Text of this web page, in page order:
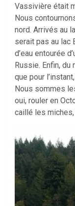
Vassivière était
Nous
nord. Arrivés au
serait pas au lac
d’eau entourée
Russie. Enfin, du
que pour
Nous sommes
oui, rouler en
caillé les